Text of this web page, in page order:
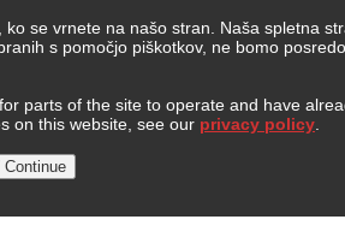
se vrnete na našo stran. Naša spletna
s pomočjo piškotkov, ne bomo
parts of the site to operate and have
on this website, see our privacy policy